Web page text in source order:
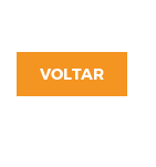
VOLTAR